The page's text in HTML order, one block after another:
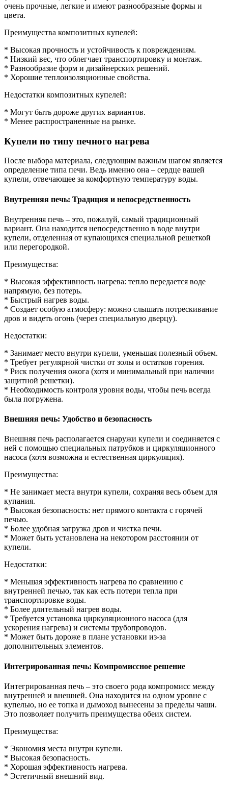
очень прочные, легкие и имеют разнообразные формы и
цвета.
Преимущества композитных купелей:
* Высокая прочность и устойчивость к повреждениям.
* Низкий вес, что облегчает транспортировку и монтаж.
* Разнообразие форм и дизайнерских решений.
* Хорошие теплоизоляционные свойства.
Недостатки композитных купелей:
* Могут быть дороже других вариантов.
* Менее распространенные на рынке.
Купели по типу печного нагрева
После выбора материала, следующим важным шагом является
определение типа печи. Ведь именно она – сердце вашей
купели, отвечающее за комфортную температуру воды.
Внутренняя печь: Традиция и непосредственность
Внутренняя печь – это, пожалуй, самый традиционный
вариант. Она находится непосредственно в воде внутри
купели, отделенная от купающихся специальной решеткой
или перегородкой.
Преимущества:
* Высокая эффективность нагрева: тепло передается воде
напрямую, без потерь.
* Быстрый нагрев воды.
* Создает особую атмосферу: можно слышать потрескивание
дров и видеть огонь (через специальную дверцу).
Недостатки:
* Занимает место внутри купели, уменьшая полезный объем.
* Требует регулярной чистки от золы и остатков горения.
* Риск получения ожога (хотя и минимальный при наличии
защитной решетки).
* Необходимость контроля уровня воды, чтобы печь всегда
была погружена.
Внешняя печь: Удобство и безопасность
Внешняя печь располагается снаружи купели и соединяется с
ней с помощью специальных патрубков и циркуляционного
насоса (хотя возможна и естественная циркуляция).
Преимущества:
* Не занимает места внутри купели, сохраняя весь объем для
купания.
* Высокая безопасность: нет прямого контакта с горячей
печью.
* Более удобная загрузка дров и чистка печи.
* Может быть установлена на некотором расстоянии от
купели.
Недостатки:
* Меньшая эффективность нагрева по сравнению с
внутренней печью, так как есть потери тепла при
транспортировке воды.
* Более длительный нагрев воды.
* Требуется установка циркуляционного насоса (для
ускорения нагрева) и системы трубопроводов.
* Может быть дороже в плане установки из-за
дополнительных элементов.
Интегрированная печь: Компромиссное решение
Интегрированная печь – это своего рода компромисс между
внутренней и внешней. Она находится на одном уровне с
купелью, но ее топка и дымоход вынесены за пределы чаши.
Это позволяет получить преимущества обеих систем.
Преимущества:
* Экономия места внутри купели.
* Высокая безопасность.
* Хорошая эффективность нагрева.
* Эстетичный внешний вид.